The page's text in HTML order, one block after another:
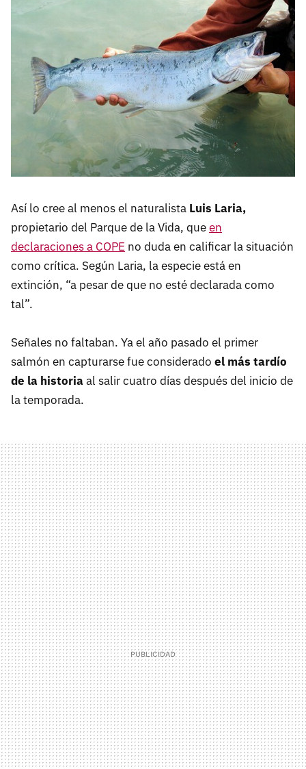
Así lo cree al menos el naturalista Luis Laria,
propietario del Parque de la Vida, queen
declaraciones a COPE no duda en calificar la situación
como crítica. Según Laria, la especie está en
extinción, “a pesar de que no esté declarada como
tal”.
Señales no faltaban. Ya el año pasado el primer
salmón en capturarse fue considerado el más tardío
de la historiaal salir cuatro días después del inicio de
la temporada.